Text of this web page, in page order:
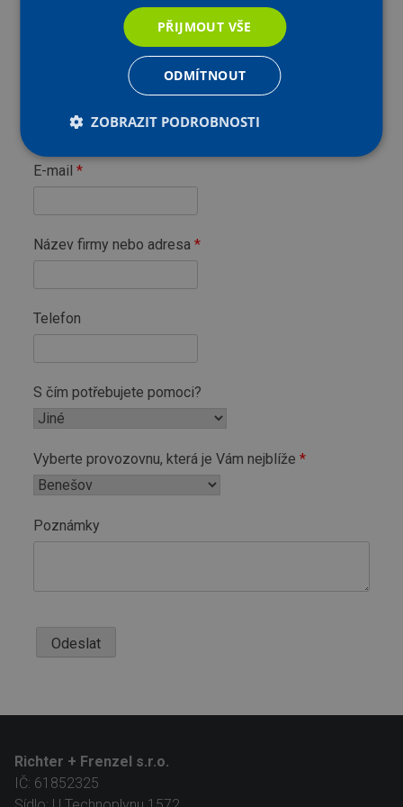
E-mail
Název firmy nebo adresa
Telefon
S čím potřebujete pomoci?
Vyberte provozovnu, která je Vám nejblíže
Poznámky
Odeslat
Richter + Frenzel s.r.o.
IČ: 61852325
PŘIJMOUT VŠE
ODMÍTNOUT
ZOBRAZIT PODROBNOSTI